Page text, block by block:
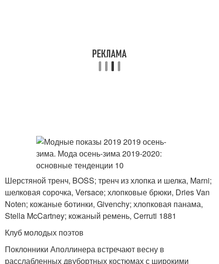
Шерстяной тренч, BOSS; тренч из хлопка и шелка, Marni;
шелковая сорочка, Versace; хлопковые брюки, Dries Van
Noten; кожаные ботинки, Givenchy; хлопковая панама,
Stella McCartney; кожаный ремень, Cerruti 1881
Клуб молодых поэтов
Поклонники Аполлинера встречают весну в
расслабленных двубортных костюмах с широкими